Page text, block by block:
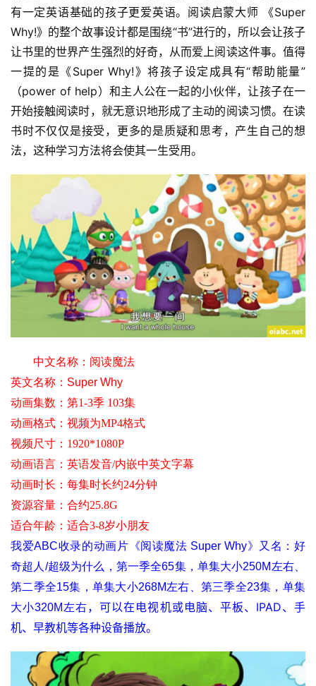
有一定英语基础的孩子更爱英语。阅读启蒙大师 《Super
Why!》的整个故事设计都是围绕“书”进行的，所以会让孩子
让书里的世界产生强烈的好奇，从而爱上阅读这件事。值得
一提的是《Super Why!》将孩子设定成具有“帮助能量”
（power of help）和主人公在一起的小伙伴，让孩子在一
开始接触阅读时，就无意识地形成了主动的阅读习惯。在读
书时不仅仅是接受，更多的是质疑和思考，产生自己的想
法，这种学习方法将会使其一生受用。
中文名称： 阅读魔法
英文名称： Super Why
动画集数：第1-3季 103集
动画格式：视频为MP4格式
视频尺寸 ：1920*1080P
动画语言：英语发音/内嵌中英文字幕
动画时长：每集时长约24分钟
资源容量：合约25.8G
适合年龄 ：适合3-8岁小朋友
我爱ABC收录的动画片《阅读魔法 Super Why》又名：好
奇超人/超级为什么，第一季全65集，单集大小250M左右、
第二季全15集，单集大小268M左右、第三季全23集，单集
大小320M左右，可以在电视机或电脑、平板、IPAD、手
机、早教机等各种设备播放。